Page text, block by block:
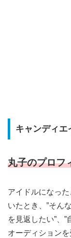
キャンディ
丸子のプロフ
アイドルになっ
いたとき、”そん
を見返したい”、”
オーディションを